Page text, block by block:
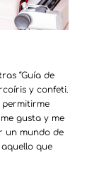
“Guía de
y confeti.
gusta y me
un mundo de
que